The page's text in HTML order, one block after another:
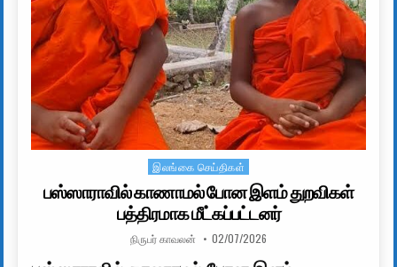
Posted in
இலங்கை செய்திகள்
பஸ்ஸாராவில் காணாமல் போன இளம் துறவிகள்
பத்திரமாக மீட்கப்பட்டனர்
AUTHOR:
நிருபர் காவலன் PUBLISHED DATE:
02/07/2026